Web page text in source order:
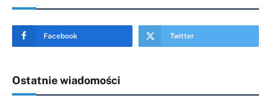
Facebook Twitter
Ostatnie wiadomości